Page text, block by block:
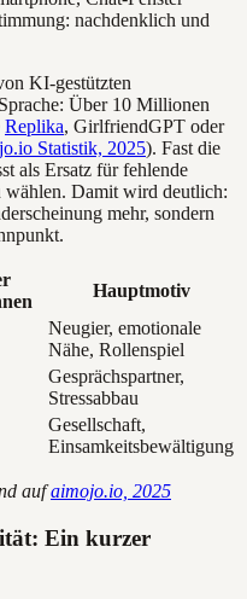
KI-gestützten
Über 10 Millionen
Replika, GirlfriendGPT oder
Statistik, 2025). Fast die
als Ersatz für fehlende
wählen. Damit wird deutlich:
mehr, sondern
Hauptmotiv
Neugier, emotionale
Nähe, Rollenspiel
Gesprächspartner,
Stressabbau
Gesellschaft,
Einsamkeitsbewältigung
aufaimojo.io, 2025
Ein kurzer